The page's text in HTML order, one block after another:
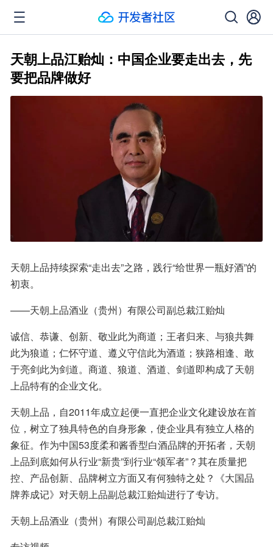
天朝上品江贻灿：中国企业要走出去，先
要把品牌做好
天朝上品持续探索“走出去”之路，践行“给世界一瓶好酒”的
初衷。
——天朝上品酒业（贵州）有限公司副总裁江贻灿
诚信、恭谦、创新、敬业此为商道；王者归来、与狼共舞
此为狼道；仁怀守道、遵义守信此为酒道；狭路相逢、敢
于亮剑此为剑道。商道、狼道、酒道、剑道即构成了天朝
上品特有的企业文化。
天朝上品，自2011年成立起便一直把企业文化建设放在首
位，树立了独具特色的自身形象，使企业具有独立人格的
象征。作为中国53度柔和酱香型白酒品牌的开拓者，天朝
上品到底如何从行业“新贵”到行业“领军者”？其在质量把
控、产品创新、品牌树立方面又有何独特之处？《大国品
牌养成记》对天朝上品副总裁江贻灿进行了专访。
天朝上品酒业（贵州）有限公司副总裁江贻灿